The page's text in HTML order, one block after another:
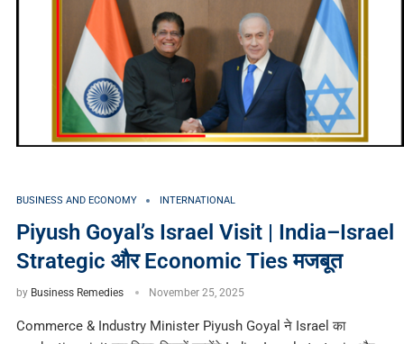
BUSINESS AND ECONOMY INTERNATIONAL
Piyush Goyal’s Israel Visit | India–Israel
Strategic और Economic Ties मजबूत
by Business Remedies November 25, 2025
Commerce & Industry Minister Piyush Goyal ने Israel का